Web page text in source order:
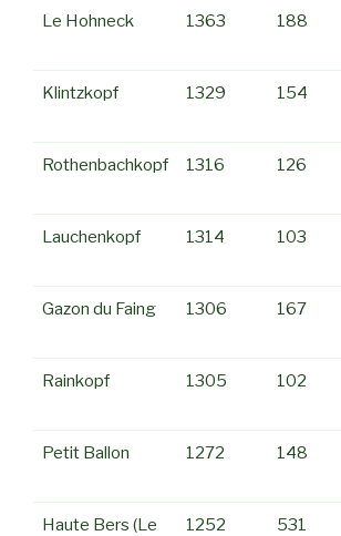
Le Hohneck 1363 188
Klintzkopf 1329 154
Rothenbachkopf 1316 126
Lauchenkopf 1314 103
Gazon du Faing 1306 167
Rainkopf 1305 102
Petit Ballon 1272 148
Haute Bers (Le
1252 531